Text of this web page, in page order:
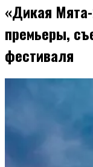
«Дикая
премьеры,
фестиваля